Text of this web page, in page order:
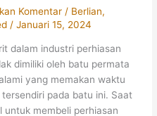
Komentar / Berlian,
/Januari 15, 2024
dalam industri perhiasan
dimiliki oleh batu permata
yang memakan waktu
pada batu ini. Saat
untuk membeli perhiasan